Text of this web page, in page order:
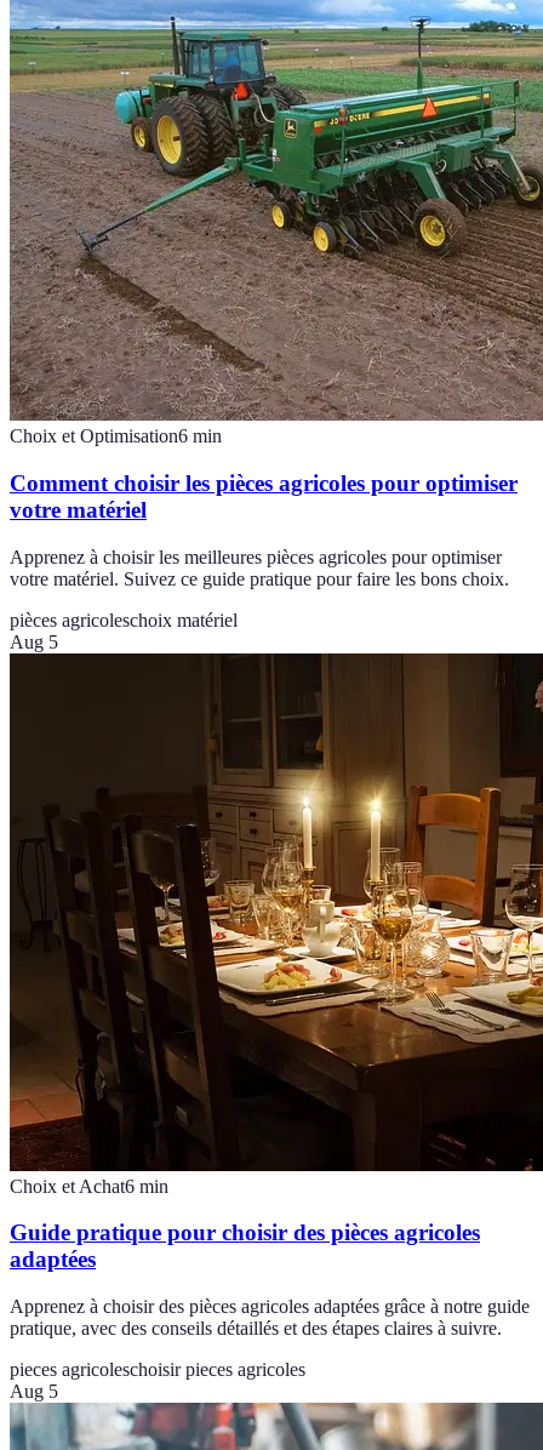
Choix et Optimisation6 min
Comment choisir les pièces agricoles pour optimiser
votre matériel
Apprenez à choisir les meilleures pièces agricoles pour optimiser
votre matériel. Suivez ce guide pratique pour faire les bons choix.
pièces agricoleschoix matériel
Aug 5
Choix et Achat6 min
Guide pratique pour choisir des pièces agricoles
adaptées
Apprenez à choisir des pièces agricoles adaptées grâce à notre guide
pratique, avec des conseils détaillés et des étapes claires à suivre.
pieces agricoleschoisir pieces agricoles
Aug 5